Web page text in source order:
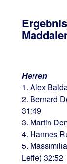
Herren
1. Alex
2. Bernard
31:49
3. Martin
4. Hannes
5.
Leffe) 32:52